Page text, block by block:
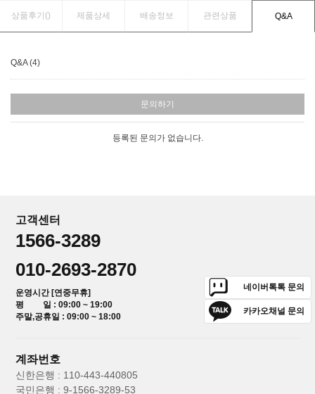
상품후기() 제품상세 배송정보 관련상품 Q&A
Q&A (4)
문의하기
등록된 문의가 없습니다.
고객센터
1566-3289
010-2693-2870
운영시간 [연중무휴]
평 일 : 09:00 ~ 19:00
주말,공휴일 : 09:00 ~ 18:00
네이버톡톡 문의
카카오채널 문의
계좌번호
신한은행 : 110-443-440805
국민은행 : 9-1566-3289-53